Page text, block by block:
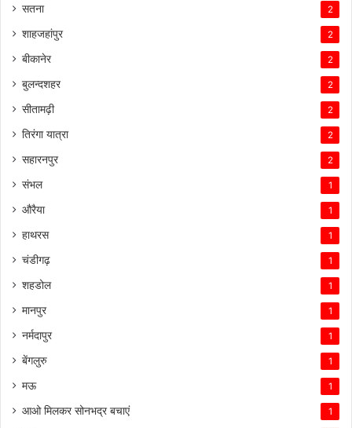
सतना 2
शाहजहांपुर 2
बीकानेर 2
बुलन्दशहर 2
सीतामढ़ी 2
तिरंगा यात्रा 2
सहारनपुर 2
संभल 1
औरैया 1
हाथरस 1
चंडीगढ़ 1
शहडोल 1
मानपुर 1
नर्मदापुर 1
बेंगलुरु 1
मऊ 1
आओ मिलकर सोनभद्र बचाएं 1